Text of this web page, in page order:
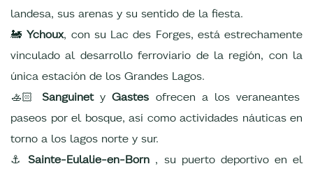
landesa, sus arenas y su sentido de la fiesta.
🚂Ychoux, con su Lac des Forges, está estrechamente
vinculado al desarrollo ferroviario de la región, con la
única estación de los Grandes Lagos.
🚣🏻SanguinetyGastes ofrecen a los veraneantes
paseos por el bosque, así como actividades náuticas en
torno a los lagos norte y sur.
⚓Sainte-Eulalie-en-Born , su puerto deportivo en el